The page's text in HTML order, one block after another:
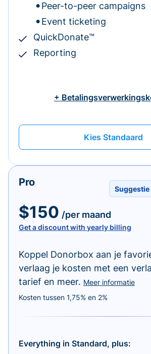
Peer-to-peer campaigns
Event ticketing
QuickDonate™
Reporting
+
Kies Standaard
Pro
$150 /per maand
Get a discount with yearly billing
Koppel Donorbox aan je
verlaag je kosten met een
tarief en meer. Meer informatie
Kosten tussen 1,75% en 2%
Everything in Standard, plus: